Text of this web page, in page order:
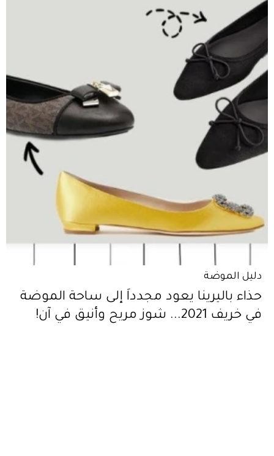
دليل الموضة
حذاء باليرينا يعود مجدداً إلى ساحة الموضة
في خريف 2021... شوز مريح وأنيق في آن!